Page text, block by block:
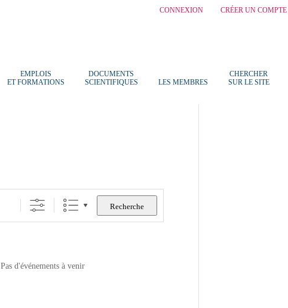
CONNEXION CRÉER UN COMPTE
EMPLOIS
ET FORMATIONS
DOCUMENTS
SCIENTIFIQUES
LES MEMBRES
CHERCHER
SUR LE SITE
Recherche
Pas d'événements à venir